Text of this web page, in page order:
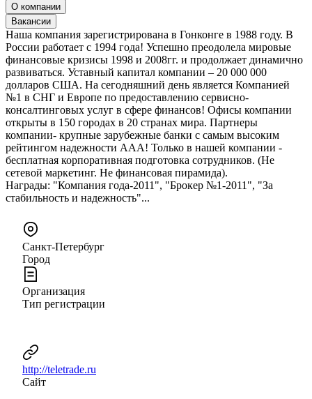
О компании
Вакансии
Наша компания зарегистрирована в Гонконге в 1988 году. В
России работает с 1994 года! Успешно преодолела мировые
финансовые кризисы 1998 и 2008гг. и продолжает динамично
развиваться. Уставный капитал компании – 20 000 000
долларов США. На сегодняшний день является Компанией
№1 в СНГ и Европе по предоставлению сервисно-
консалтинговых услуг в сфере финансов! Офисы компании
открыты в 150 городах в 20 странах мира. Партнеры
компании- крупные зарубежные банки с самым высоким
рейтингом надежности ААА! Только в нашей компании -
бесплатная корпоративная подготовка сотрудников. (Не
сетевой маркетинг. Не финансовая пирамида).
Награды: "Компания года-2011", "Брокер №1-2011", "За
стабильность и надежность"...
Санкт-Петербург
Город
Организация
Тип регистрации
http://teletrade.ru
Сайт